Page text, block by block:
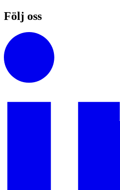
Följ oss